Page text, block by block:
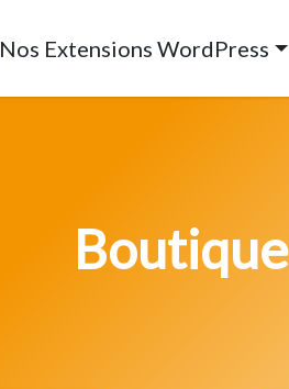
Nos Extensions WordPress
Boutique